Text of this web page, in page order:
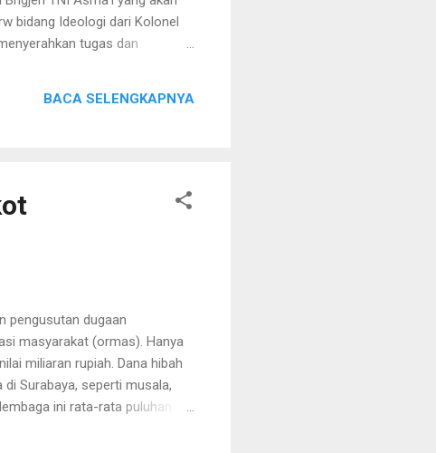
bidang Ideologi dari Kolonel
tugas dan
Inf Sudaryanto. Aslog Kasdam
BACA SELENGKAPNYA
pengusutan dugaan
masyarakat (ormas). Hanya
miliaran rupiah. Dana hibah
Surabaya, seperti musala,
ini rata-rata puluhan